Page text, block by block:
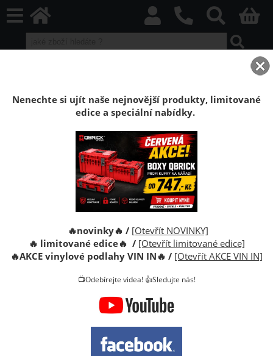
Laminátová podlaha Dub Piastowski 7mm AC3
Laminátová plovoucí podlaha Dub
Piastowski 7mm AC3
Laminátová podlaha Swiss Krono. Zátěžová třída
AC3,tloušťka 7mm, věrná struktura dřeva,
bezlepidlový systém montáže.
Nenechte si ujít naše nejnovější produkty, limitované
edice a speciální nabídky.
🔥novinky🔥 / [Otevřít NOVINKY]
🔥 limitované edice🔥 / [Otevřít limitované edice]
🔥AKCE vinylové podlahy VIN IN🔥 / [Otevřít AKCE VIN IN]
📺Odebírejte videa! 👍Sledujte nás!